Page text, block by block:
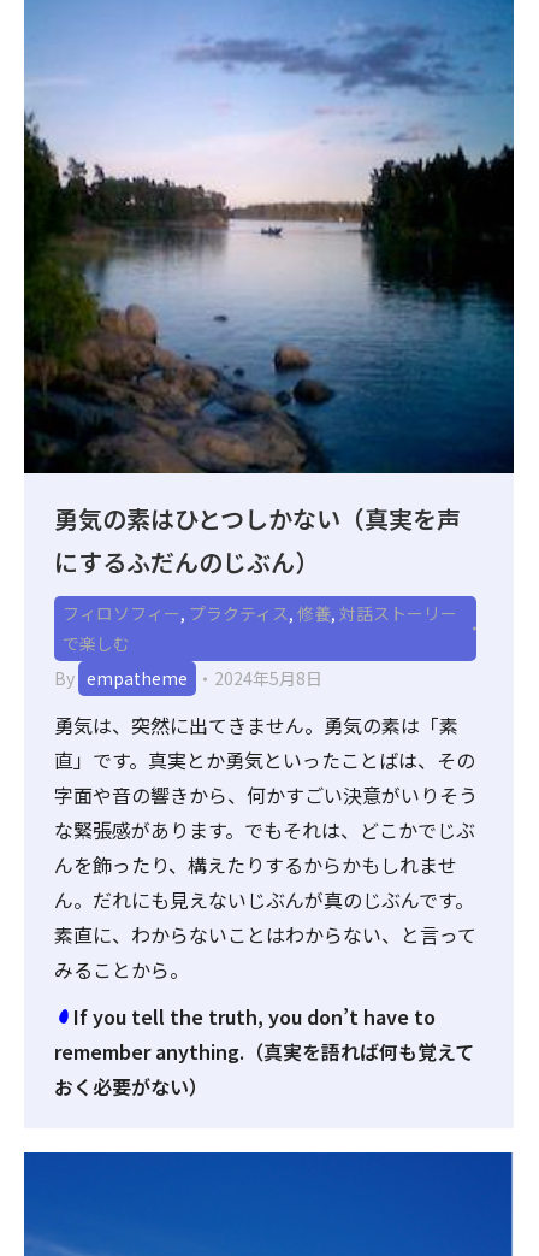
勇気の素はひとつしかない（真実を声
にするふだんのじぶん）
フィロソフィー, プラクティス, 修養, 対話ストーリー
で楽しむ
By empatheme 2024年5月8日
勇気は、突然に出てきません。勇気の素は「素
直」です。真実とか勇気といったことばは、その
字面や音の響きから、何かすごい決意がいりそう
な緊張感があります。でもそれは、どこかでじぶ
んを飾ったり、構えたりするからかもしれませ
ん。だれにも見えないじぶんが真のじぶんです。
素直に、わからないことはわからない、と言って
みることから。
If you tell the truth, you don’t have to
remember anything.（真実を語れば何も覚えて
おく必要がない）